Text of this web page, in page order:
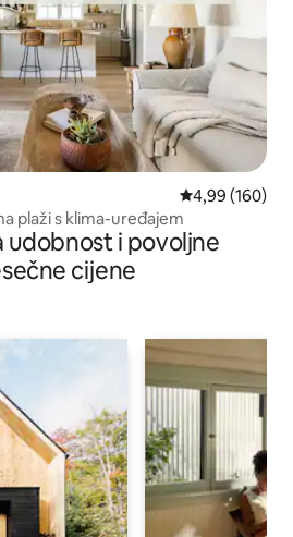
Prosječna
4,99 (160)
plaži s klima-uređajem
udobnost i povoljne
cijene